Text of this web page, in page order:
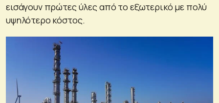
εισάγουν πρώτες ύλες από το εξωτερικό με πολύ
υψηλότερο κόστος.